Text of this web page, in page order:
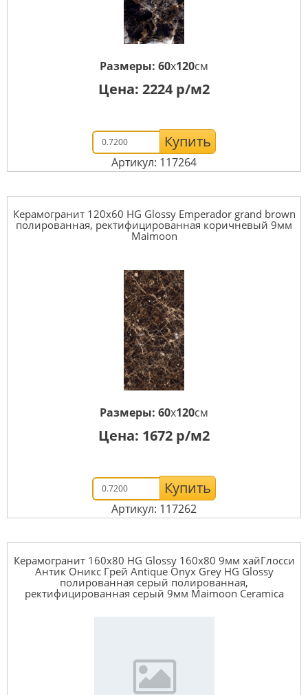
Размеры: 60x120см
Цена: 2224 р/м2
Купить
Артикул: 117264
Керамогранит 120x60 HG Glossy Emperador grand brown
полированная, ректифицированная коричневый 9мм
Maimoon
Размеры: 60x120см
Цена: 1672 р/м2
Купить
Артикул: 117262
Керамогранит 160x80 HG Glossy 160x80 9мм xайГлосси
Антик Оникс Грей Antique Onyx Grey HG Glossy
полированная серый полированная,
ректифицированная серый 9мм Maimoon Ceramica